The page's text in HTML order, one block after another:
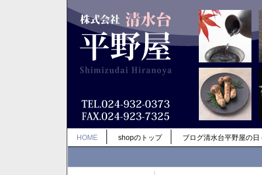
HOME shopのトップ ブログ清水台平野屋の日